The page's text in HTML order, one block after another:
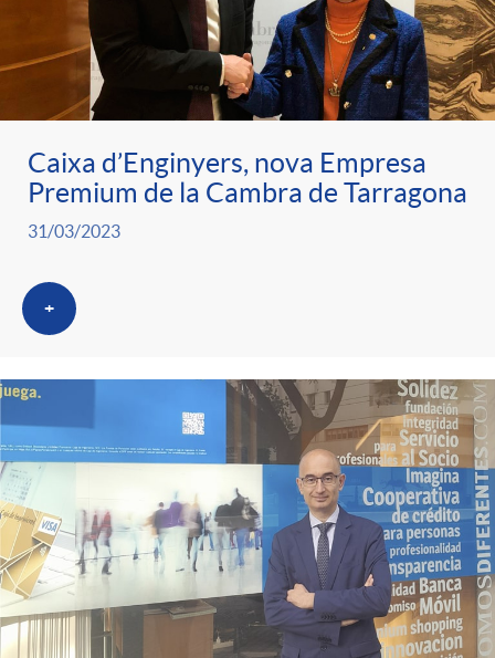
Caixa d’Enginyers, nova Empresa
Premium de la Cambra de Tarragona
31/03/2023
+